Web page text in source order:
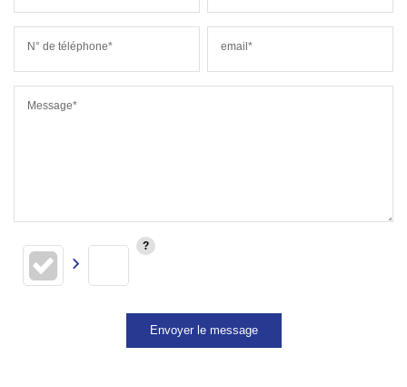
N° de téléphone* email*
Message*
Envoyer le message